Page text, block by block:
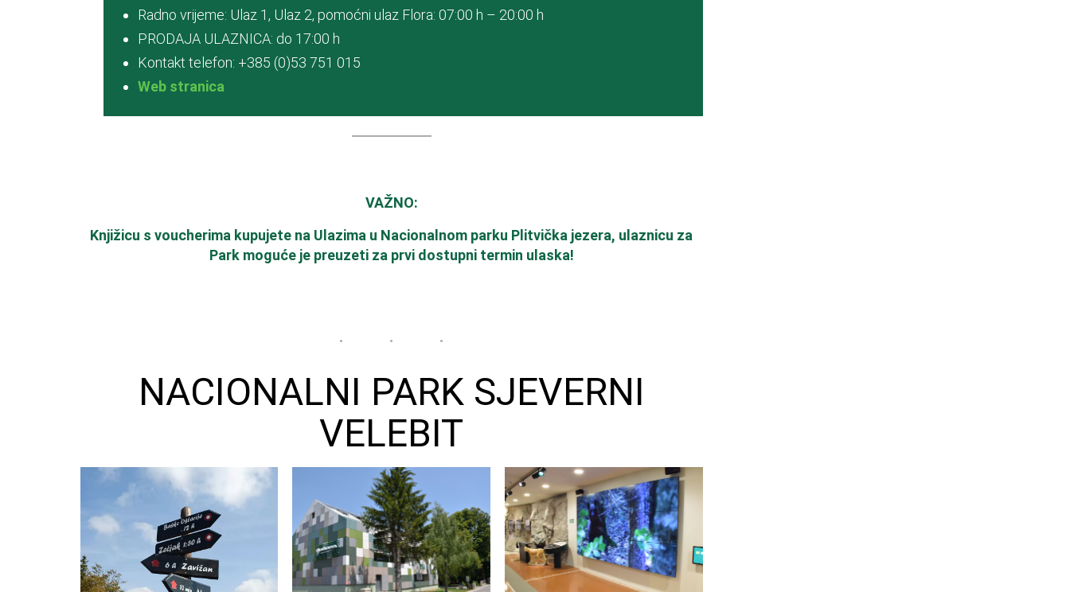
Radno vrijeme: Ulaz 1, Ulaz 2, pomoćni ulaz Flora: 07:00 h – 20:00 h
PRODAJA ULAZNICA: do 17:00 h
Kontakt telefon: +385 (0)53 751 015
Web stranica
VAŽNO:
Knjižicu s voucherima kupujete na Ulazima u Nacionalnom parku Plitvička jezera, ulaznicu za
Park moguće je preuzeti za prvi dostupni termin ulaska!
NACIONALNI PARK SJEVERNI
VELEBIT